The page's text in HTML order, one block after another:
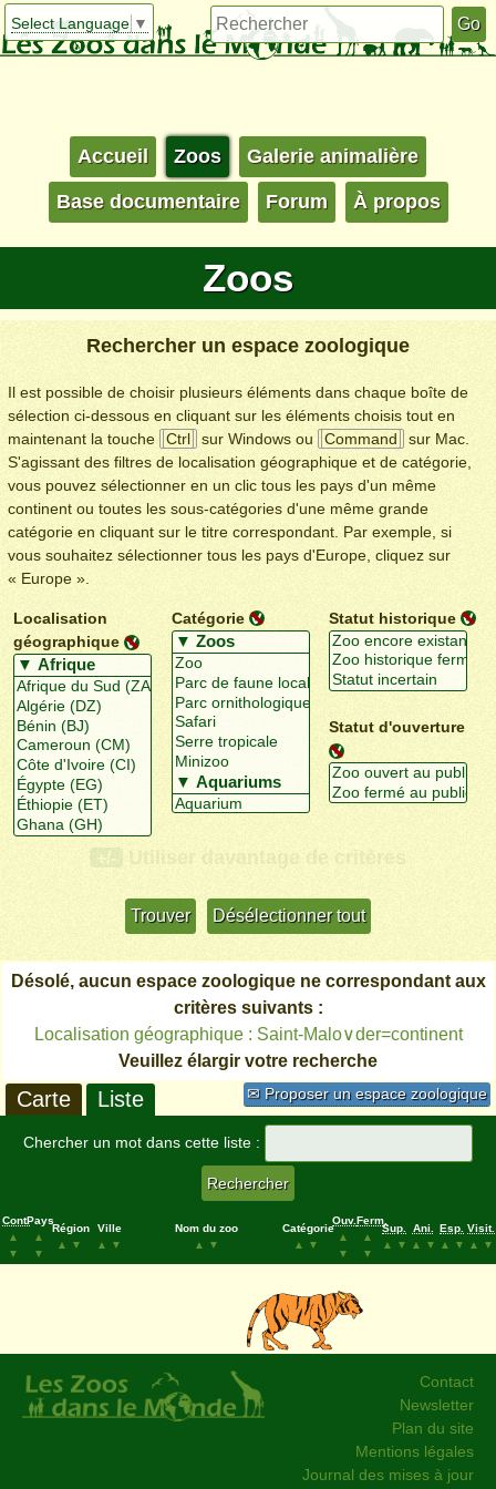
Select Language ▼
Accueil Zoos Galerie animalière
Base documentaire Forum À propos
Zoos
Rechercher un espace zoologique
Il est possible de choisir plusieurs éléments dans chaque boîte de
sélection ci-dessous en cliquant sur les éléments choisis tout en
maintenant la touche
Ctrl sur Windows ou Command
sur Mac.
S'agissant des filtres de localisation géographique et de catégorie,
vous pouvez sélectionner en un clic tous les pays d'un même
continent ou toutes les sous-catégories d'une même grande
catégorie en cliquant sur le titre correspondant. Par exemple, si
vous souhaitez sélectionner tous les pays d'Europe, cliquez sur
« Europe ».
Localisation
géographique
Catégorie Statut historique
Statut d'ouverture
+/- Utiliser davantage de critères
Désolé, aucun espace zoologique ne correspondant aux
critères suivants :
Localisation géographique : Saint-Malo∨der=continent
Veuillez élargir votre recherche
✉ Proposer un espace zoologique
Carte Liste
Chercher un mot dans cette liste :
Cont.
▲
▼
Pays
▲
▼
Région
▲
▼
Ville
▲
▼
Nom du zoo
▲
▼
Catégorie
▲
▼
Ouv.
▲
▼
Ferm.
▲
▼
Sup.
▲
▼
Ani.
▲
▼
Esp.
▲
▼
Visit.
▲
▼
Contact
Newsletter
Plan du site
Mentions légales
Journal des mises à jour